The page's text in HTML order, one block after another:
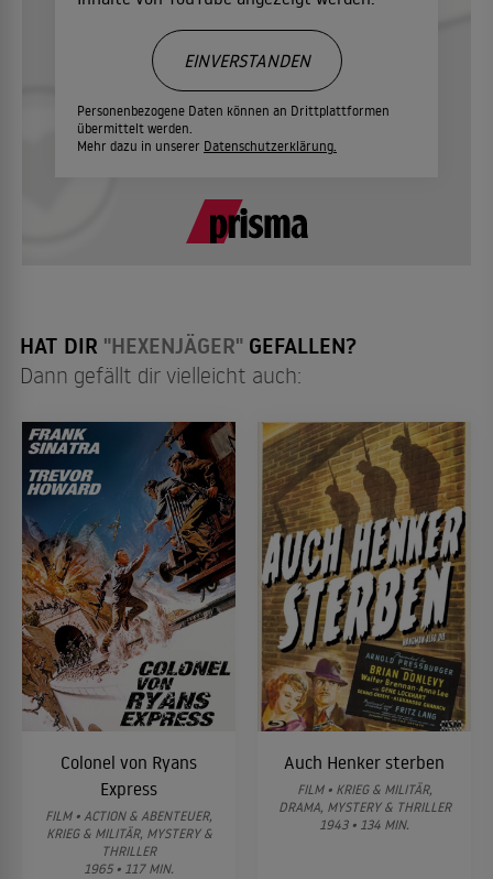
Personenbezogene Daten können an Drittplattformen
übermittelt werden.
Mehr dazu in unserer Datenschutzerklärung.
EINVERSTANDEN
HAT DIR "HEXENJÄGER" GEFALLEN?
Dann gefällt dir vielleicht auch:
Colonel von Ryans
Express
FILM • ACTION & ABENTEUER,
KRIEG & MILITÄR, MYSTERY &
THRILLER
1965 • 117 MIN.
Auch Henker sterben
FILM • KRIEG & MILITÄR,
DRAMA, MYSTERY & THRILLER
1943 • 134 MIN.